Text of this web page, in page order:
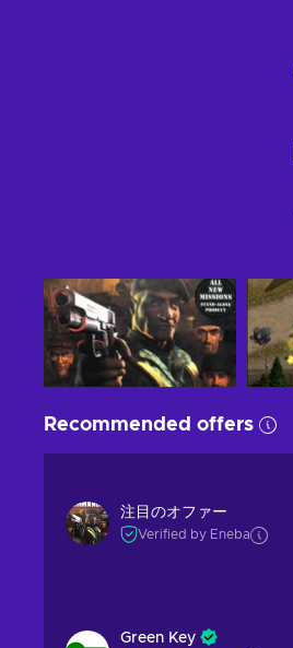
Recommended offers
注目のオファー
Verified by Eneba
Green Key